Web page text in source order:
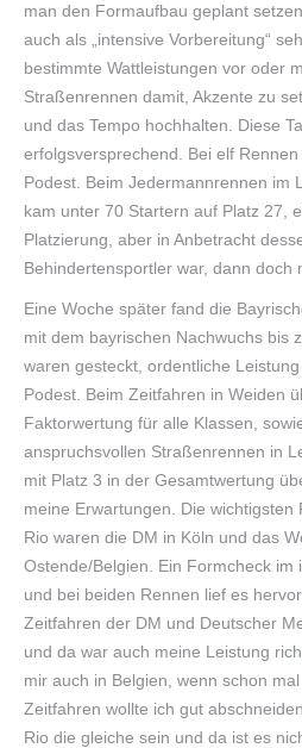
man den Formaufbau geplant
auch als „intensive Vorbereitung“
bestimmte Wattleistungen vor oder
Straßenrennen damit, Akzente zu
und das Tempo hochhalten. Diese
erfolgsversprechend. Bei elf
Podest. Beim Jedermannrennen im
kam unter 70 Startern auf Platz 27,
Platzierung, aber in Anbetracht
Behindertensportler war, dann doch
Eine Woche später fand die
mit dem bayrischen Nachwuchs bis
waren gesteckt, ordentliche
Podest. Beim Zeitfahren in Weiden
Faktorwertung für alle Klassen,
anspruchsvollen Straßenrennen in
mit Platz 3 in der Gesamtwertung
meine Erwartungen. Die wichtigsten
Rio waren die DM in Köln und das
Ostende/Belgien. Ein Formcheck im
und bei beiden Rennen lief es
Zeitfahren der DM und Deutscher
und da war auch meine Leistung
mir auch in Belgien, wenn schon
Zeitfahren wollte ich gut
Rio die gleiche sein und da ist es